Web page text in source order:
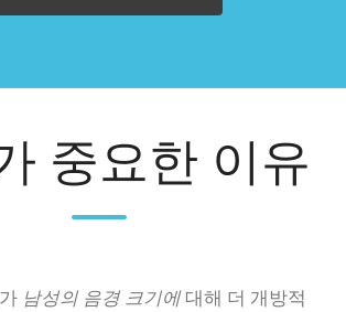
중요한 이유
남성의 음경 크기에대해 더 개방적